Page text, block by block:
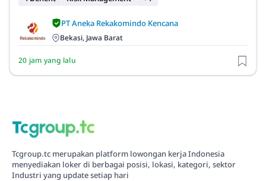
PT Aneka Rekakomindo Kencana
Bekasi, Jawa Barat
20 jam yang lalu
Tcgroup.tc merupakan platform lowongan kerja Indonesia
menyediakan loker di berbagai posisi, lokasi, kategori, sektor
Industri yang update setiap hari